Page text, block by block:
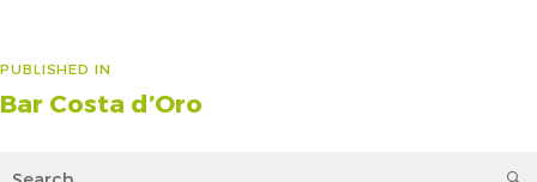
Navigazione
articoli
PUBLISHED IN
Bar Costa d’Oro